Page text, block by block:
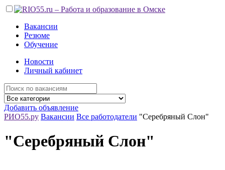
Вакансии
Резюме
Обучение
Новости
Личный кабинет
Добавить объявление
РИО55.ру Вакансии Все работодатели "Серебряный Слон"
"Серебряный Слон"